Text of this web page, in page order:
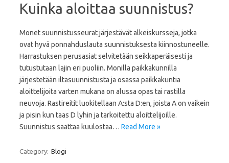
Kuinka aloittaa suunnistus?
Monet suunnistusseurat järjestävät alkeiskursseja, jotka
ovat hyvä ponnahduslauta suunnistuksesta kiinnostuneelle.
Harrastuksen perusasiat selvitetään seikkaperäisesti ja
tutustutaan lajin eri puoliin. Monilla paikkakunnilla
järjestetään iltasuunnistusta ja osassa paikkakuntia
aloittelijoita varten mukana on alussa opas tai rastilla
neuvoja. Rastireitit luokitellaan A:sta D:en, joista A on vaikein
ja pisin kun taas D lyhin ja tarkoitettu aloittelijoille.
Suunnistus saattaa kuulostaa… Read More »
Category: Blogi